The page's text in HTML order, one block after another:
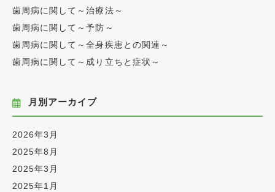
歯周病に関して～治療法～
歯周病に関して～予防～
歯周病に関して～全身疾患との関連～
歯周病に関して～成り立ちと症状～
月別アーカイブ
2026年3月
2025年8月
2025年3月
2025年1月